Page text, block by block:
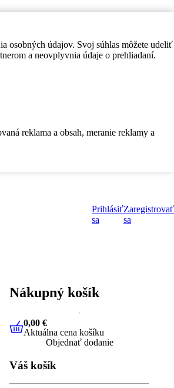
osobných údajov. Svoj súhlas môžete udeliť
a neovplyvnia údaje o prehliadaní.
reklama a obsah, meranie reklamy a
Prihlásiť
sa
Zaregistrovať
sa
Nákupný košík
0,00 €Aktuálna cena košíku
0,00 €
Aktuálna cena košíku
Objednať dodanie
Váš košík